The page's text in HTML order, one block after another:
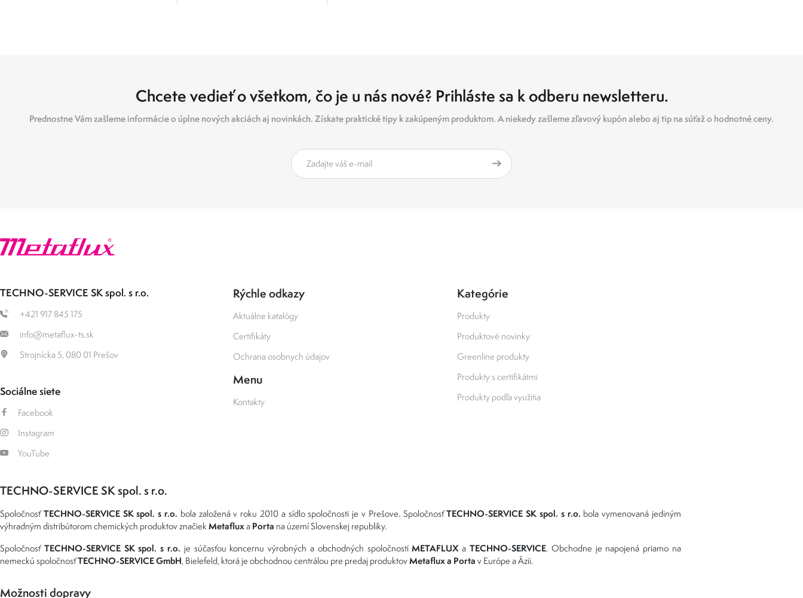
Chcete vedieť o všetkom, čo je u nás nové? Prihláste sa k odberu newsletteru.
Prednostne Vám zašleme informácie o úplne nových akciách aj novinkách. Získate praktické tipy k zakúpeným produktom. A niekedy zašleme zľavový kupón alebo aj tip na súťaž o hodnotné ceny.
TECHNO-SERVICE SK spol. s r.o.
+421 917 845 175
info@metaflux-ts.sk
Strojnícka 5, 080 01 Prešov
Sociálne siete
Facebook
Instagram
YouTube
Rýchle odkazy
Aktuálne katalógy
Certifikáty
Ochrana osobnych údajov
Menu
Kontakty
Kategórie
Produkty
Produktové novinky
Greenline produkty
Produkty s certifikátmi
Produkty podľa využitia
TECHNO-SERVICE SK spol. s r.o.
SpoločnosťTECHNO-SERVICE SK spol. s r.o. bola založená v roku 2010 a sídlo spoločnosti je v Prešove. SpoločnosťTECHNO-SERVICE SK spol. s r.o. bola vymenovaná jediným
výhradným distribútorom chemických produktov značiek Metafluxa Porta na území Slovenskej republiky.
Spoločnosť TECHNO-SERVICE SK spol. s r.o. je súčasťou koncernu výrobných a obchodných spoločnostíMETAFLUX aTECHNO-SERVICE. Obchodne je napojená priamo na
nemeckú spoločnosťTECHNO-SERVICE GmbH, Bielefeld, ktorá je obchodnou centrálou pre predaj produktovMetaflux a Porta v Európe a Ázii.
Možnosti dopravy